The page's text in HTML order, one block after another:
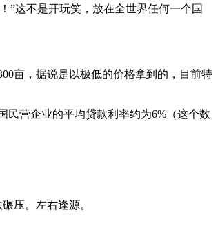
”这不是开玩笑，放在全世界任何一个国
亩，据说是以极低的价格拿到的，目前特
民营企业的平均贷款利率约为6%（这个数
压。左右逢源。